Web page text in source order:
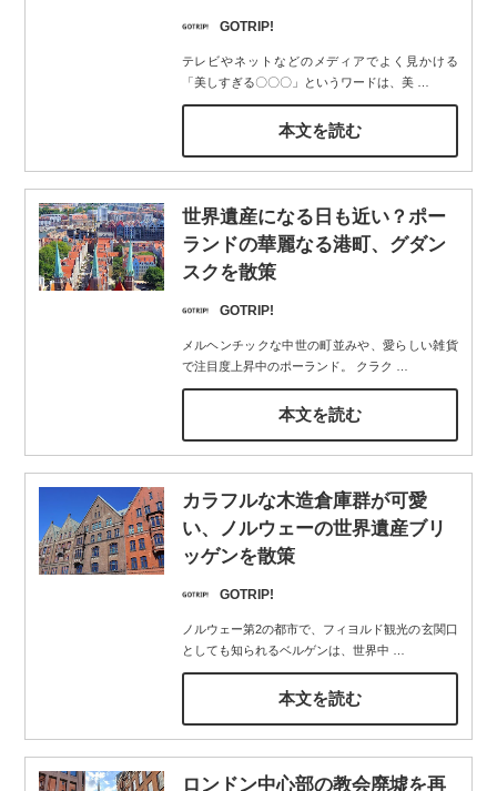
GOTRIP!
テレビやネットなどのメディアでよく見かける
「美しすぎる〇〇〇」というワードは、美…
本文を読む
世界遺産になる日も近い？ポー
ランドの華麗なる港町、グダン
スクを散策
GOTRIP!
メルヘンチックな中世の町並みや、愛らしい雑貨
で注目度上昇中のポーランド。 クラク
本文を読む
カラフルな木造倉庫群が可愛
い、ノルウェーの世界遺産ブリ
ッゲンを散策
GOTRIP!
ノルウェー第2の都市で、フィヨルド観光の玄関口
としても知られるベルゲンは、世界中
本文を読む
ロンドン中心部の教会廃墟を再